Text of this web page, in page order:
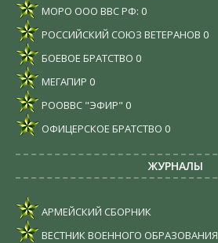
МОРО ООО ВВС РФ: 0
РОССИЙСКИЙ СОЮЗ ВЕТЕРАНОВ 0
БОЕВОЕ БРАТСТВО 0
МЕГАПИР 0
РООВВС "ЭФИР" 0
ОФИЦЕРСКОЕ БРАТСТВО 0
ЖУРНАЛЫ
АРМЕЙСКИЙ СБОРНИК
ВЕСТНИК ВОЕННОГО ОБРАЗОВАНИЯ